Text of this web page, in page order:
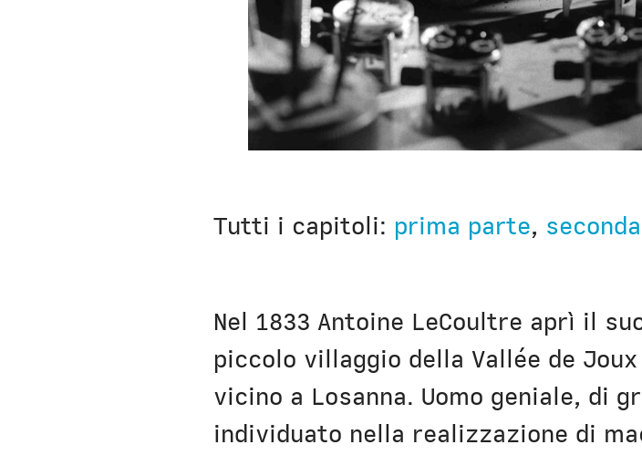
Tutti i capitoli: prima parte,
Nel 1833 Antoine LeCoultre aprì il
piccolo villaggio della Vallée de
vicino a Losanna. Uomo geniale, di
individuato nella realizzazione di